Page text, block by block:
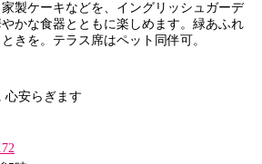
製ケーキなどを、イングリッシュガーデ
かな食器とともに楽しめます。緑あふれ
きを。テラス席はペット同伴可。
心安らぎます